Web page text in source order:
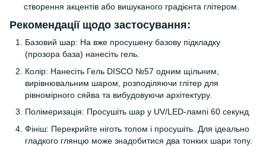
створення акцентів або вишуканого градієнта глітером.
Рекомендації щодо застосування:
Базовий шар: На вже просушену базову підкладку
(прозора база) нанесіть гель.
Колір: Нанесіть Гель DISCO №57 одним щільним,
вирівнювальним шаром, розподіляючи глітер для
рівномірного сяйва та вибудовуючи архітектуру.
Полімеризація: Просушіть шар у UV/LED-лампі 60 секунд.
Фініш: Перекрийте ніготь топом і просушіть. Для ідеально
гладкого глянцю може знадобитися два тонких шари топу.